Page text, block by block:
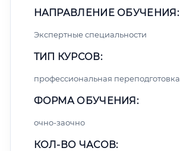
НАПРАВЛЕНИЕ ОБУЧЕНИЯ:
Экспертные специальности
ТИП КУРСОВ:
профессиональная переподготовка
ФОРМА ОБУЧЕНИЯ:
очно-заочно
КОЛ-ВО ЧАСОВ: